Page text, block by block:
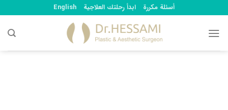
to
content
أسئلة مكررة ابدأ رحلتك العلاجية English